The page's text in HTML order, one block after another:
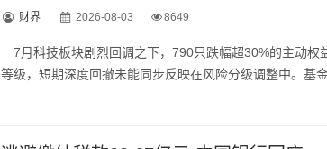
财界 2026-08-03 8649
7月科技板块剧烈回调之下，790只跌幅超30%的主动权
等级，短期深度回撤未能同步反映在风险分级调整中。基